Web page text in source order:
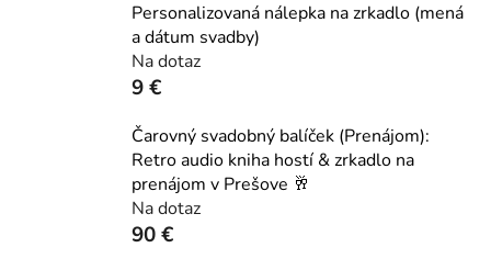
Personalizovaná nálepka na zrkadlo (mená
a dátum svadby)
Na dotaz
9 €
Čarovný svadobný balíček (Prenájom):
Retro audio kniha hostí & zrkadlo na
prenájom v Prešove 🥂
Na dotaz
90 €